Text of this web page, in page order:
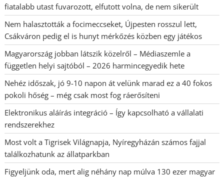
fiatalabb utast fuvarozott, elfutott volna, de nem sikerült
Nem halasztották a focimeccseket, Újpesten rosszul lett,
Csákváron pedig el is hunyt mérkőzés közben egy játékos
Magyarország jobban látszik közelről – Médiaszemle a
független helyi sajtóból – 2026 harmincegyedik hete
Nehéz időszak, jó 9-10 napon át velünk marad ez a 40 fokos
pokoli hőség – még csak most fog ráerősíteni
Elektronikus aláírás integráció – Így kapcsolható a vállalati
rendszerekhez
Most volt a Tigrisek Világnapja, Nyíregyházán számos fajjal
találkozhatunk az állatparkban
Figyeljünk oda, mert alig néhány nap múlva 130 ezer magyar